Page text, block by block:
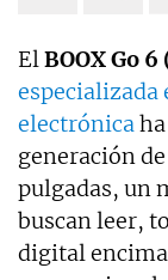
ElBOOX Go
electrónica
generación
pulgadas, un
buscan leer,
digital